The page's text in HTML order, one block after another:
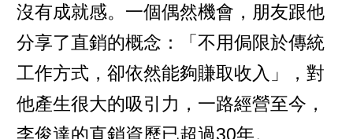
沒有成就感。一個偶然機會，朋友跟他
分享了直銷的概念：「不用侷限於傳統
工作方式，卻依然能夠賺取收入」，對
他產生很大的吸引力，一路經營至今，
李俊達的直銷資歷已超過30年。